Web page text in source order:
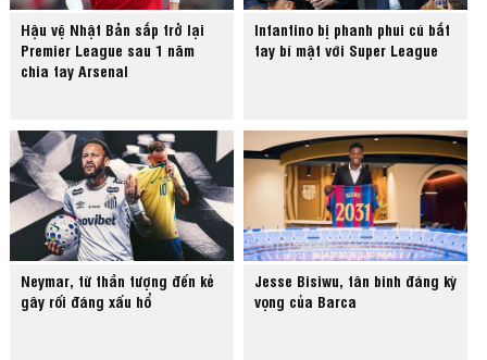
Hậu vệ Nhật Bản sắp trở lại
Premier League sau 1 năm
chia tay Arsenal
Infantino bị phanh phui cú bắt
tay bí mật với Super League
Neymar, từ thần tượng đến kẻ
gây rối đáng xấu hổ
Jesse Bisiwu, tân binh đáng kỳ
vọng của Barca